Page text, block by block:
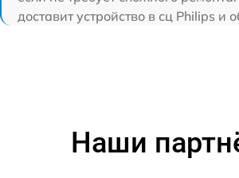
доставит устройство в сц Philips и
Наши